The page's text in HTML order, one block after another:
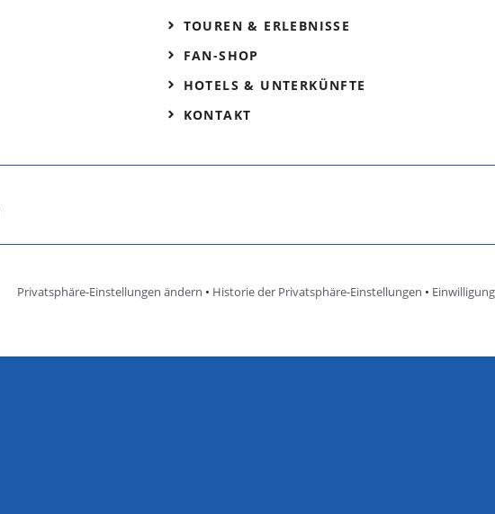
TOUREN & ERLEBNISSE
FAN-SHOP
HOTELS & UNTERKÜNFTE
KONTAKT
Privatsphäre-Einstellungen ändern • Historie der Privatsphäre-Einstellungen •